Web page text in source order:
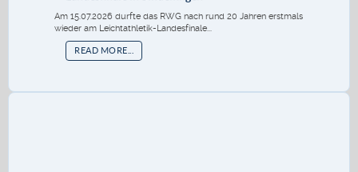
Am 15.07.2026 durfte das RWG nach rund 20 Jahren erstmals
wieder am Leichtathletik-Landesfinale...
READ MORE...